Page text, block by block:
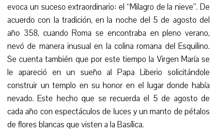
evoca un suceso extraordinario: el “Milagro de la nieve”. De
acuerdo con la tradición, en la noche del 5 de agosto del
año 358, cuando Roma se encontraba en pleno verano,
nevó de manera inusual en la colina romana del Esquilino.
Se cuenta también que por este tiempo la Virgen María se
le apareció en un sueño al Papa Liberio solicitándole
construir un templo en su honor en el lugar donde había
nevado. Este hecho que se recuerda el 5 de agosto de
cada año con espectáculos de luces y un manto de pétalos
de flores blancas que visten a la Basílica.